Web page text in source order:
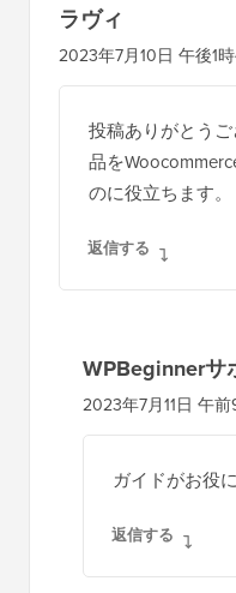
ラヴィ
2023年7月10日 午後1
投稿ありがとう
品を
のに役立ちます。
返信する
WPBeginnerサ
2023年7月11日 午前
ガイドがお役
返信する